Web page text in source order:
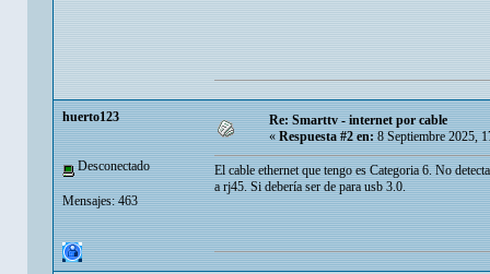
huerto123
Desconectado
Mensajes: 463
Re: Smarttv - internet por cable
«Respuesta #2 en:8 Septiembre 2025,
El cable ethernet que tengo es Categoria 6. No
a rj45. Si debería ser de para usb 3.0.